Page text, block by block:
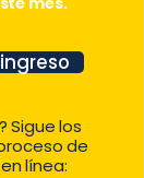
Sigue los
de
línea: